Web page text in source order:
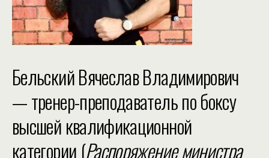
Бельский Вячеслав Владимирович
— тренер-преподаватель по боксу
высшей квалификационной
категории (Распоряжение министра